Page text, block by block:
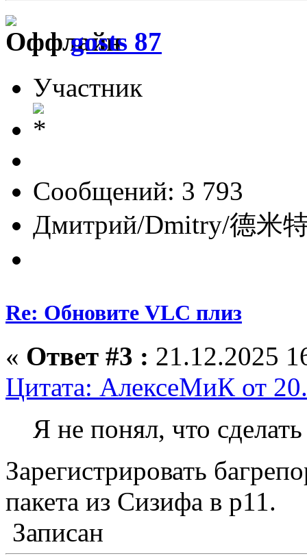
gosts 87
Участник
Сообщений: 3 793
Дмитрий/Dmitry/德米特
Re: Обновите VLC плиз
« Ответ #3 : 21.12.2025
Цитата: АлексеМиК от
Я не понял, что сделать
Зарегистрировать
пакета из Сизифа в p11.
Записан